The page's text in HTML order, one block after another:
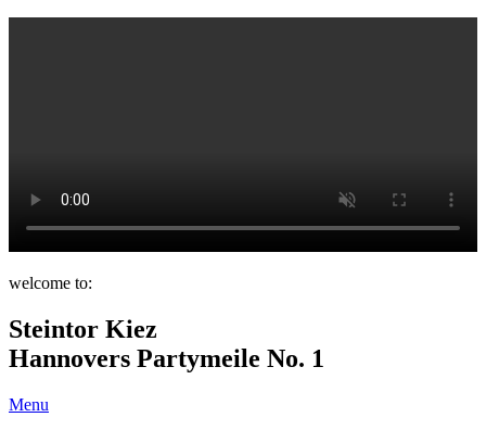
welcome to:
Steintor Kiez
Hannovers Partymeile No. 1
Menu